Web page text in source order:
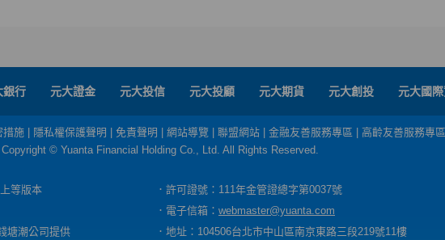
銀行 元大證金 元大投信 元大投顧 元大期貨 元大創投 元大國
措施 隱私權保護聲明 免責聲明 網站導覽 聯盟網站 金融友善服務專區 高齡友善服務專區
Copyright © Yuanta Financial Holding Co., Ltd. All Rights Reserved.
等版本
．許可證號：111年金管證總字第0037號
．電子信箱： webmaster@yuanta.com
塘潮公司提供
．地址：104506台北市中山區南京東路三段219號11樓